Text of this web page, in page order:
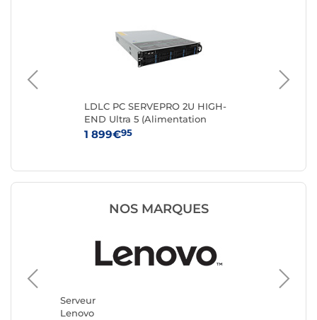
LDLC PC SERVEPRO 2U HIGH-
END Ultra 5 (Alimentation
redondante)
1 899€95
NOS MARQUES
Serveur
Lenovo
Serveur
LDLC